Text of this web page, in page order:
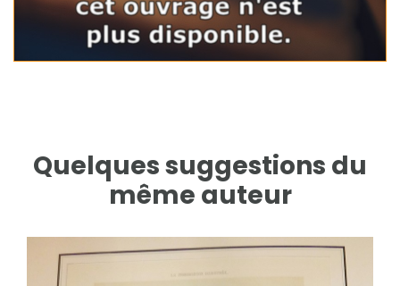
Quelques suggestions du
même auteur